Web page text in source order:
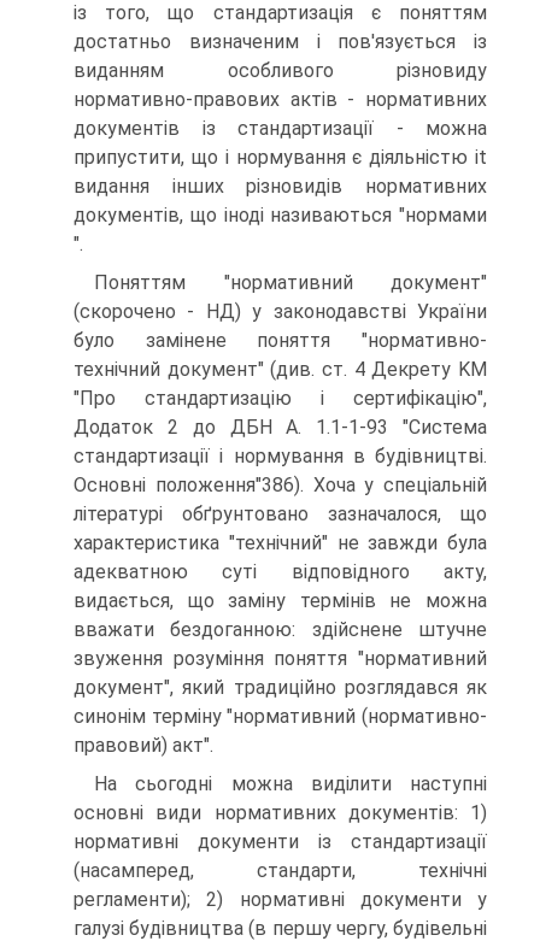
із того, що стандартизація є поняттям
достатньо визначеним і пов'язується із
виданням особливого різновиду
нормативно-правових актів - нормативних
документів із стандартизації - можна
припустити, що і нормування є діяльністю it
видання інших різновидів нормативних
документів, що іноді називаються "нормами
".
Поняттям "нормативний документ"
(скорочено - НД) у законодавстві України
було замінене поняття "нормативно-
технічний документ" (див. ст. 4 Декрету KM
"Про стандартизацію і сертифікацію",
Додаток 2 до ДБН А. 1.1-1-93 "Система
стандартизації і нор­мування в будівництві.
Основні положення"386). Хоча у спеціальній
літературі обґрунтовано зазначалося, що
характеристика "технічний" не завжди була
адекватною суті відповідного акту,
видається, що заміну термінів не можна
вважати бездоганною: здійснене штучне
звуження розуміння поняття "нормативний
документ", який традиційно розглядався як
синонім терміну "нормативний (нормативно-
правовий) акт".
На сьогодні можна виділити наступні
основні види нормативних документів: 1)
нормативні документи із стандартизації
(насамперед, стандарти, технічні
регламенти); 2) нормативні документи у
галузі будівництва (в першу чергу, будівельні